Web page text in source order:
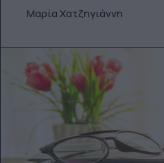
Μαρία Χατζηγιάννη